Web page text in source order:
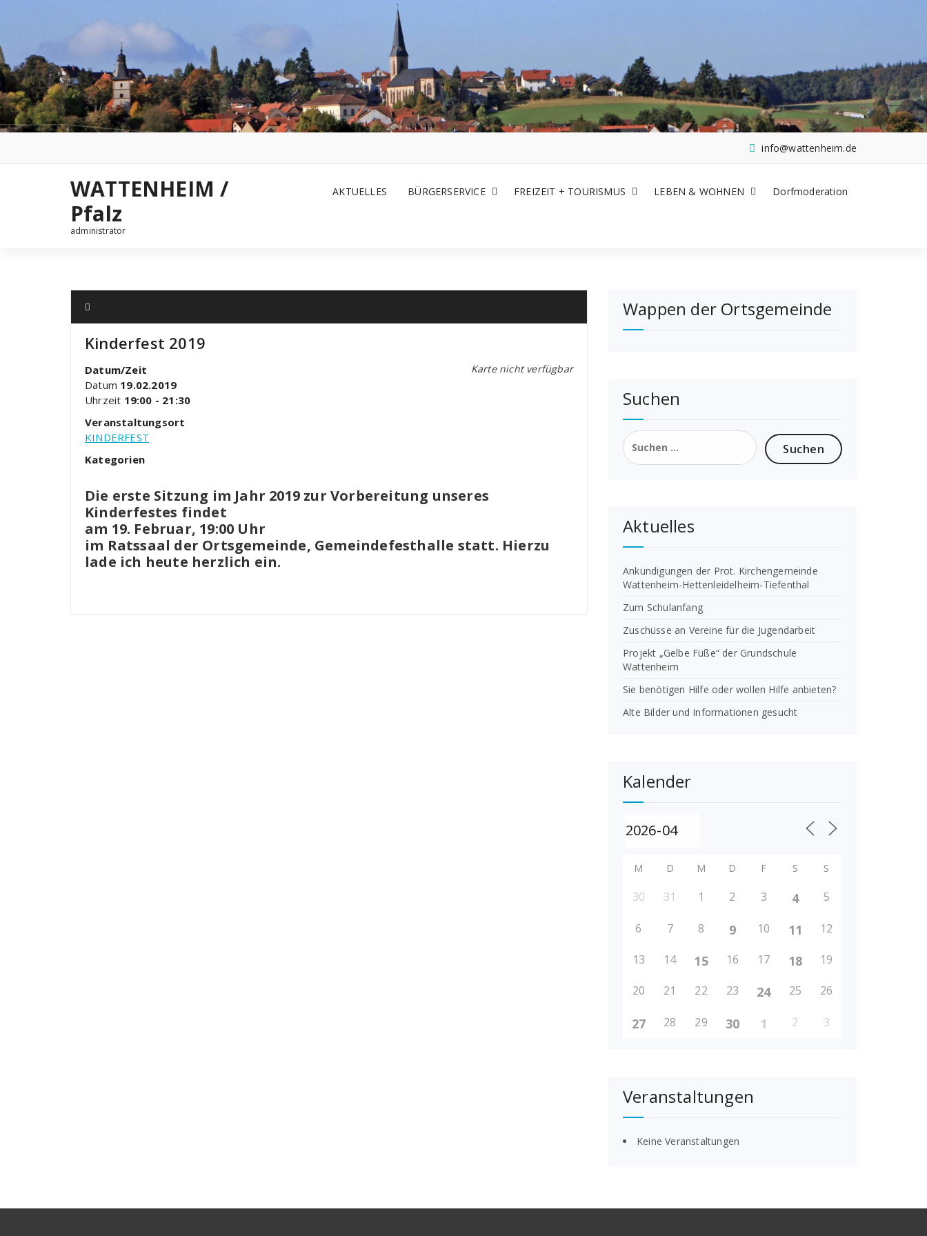
info@wattenheim.de
WATTENHEIM /
Pfalz
administrator
AKTUELLES BÜRGERSERVICE FREIZEIT + TOURISMUS LEBEN & WOHNEN Dorfmoderation
Kinderfest 2019
Karte nicht verfügbar
Datum/Zeit
Datum 19.02.2019
Uhrzeit 19:00 - 21:30
Veranstaltungsort
KINDERFEST
Kategorien
Die erste Sitzung im Jahr 2019 zur Vorbereitung unseres
Kinderfestes findet
am 19. Februar, 19:00 Uhr
im Ratssaal der Ortsgemeinde, Gemeindefesthalle statt. Hierzu
lade ich heute herzlich ein.
Wappen der Ortsgemeinde
Suchen
Suchen
nach:
Aktuelles
Ankündigungen der Prot. Kirchengemeinde
Wattenheim-Hettenleidelheim-Tiefenthal
Zum Schulanfang
Zuschüsse an Vereine für die Jugendarbeit
Projekt „Gelbe Füße“ der Grundschule
Wattenheim
Sie benötigen Hilfe oder wollen Hilfe anbieten?
Alte Bilder und Informationen gesucht
Kalender
M D M D F S S
30 31 1 2 3 4 5
6 7 8 9 10 11 12
13 14 15 16 17 18 19
20 21 22 23 24 25 26
27 28 29 30 1 2 3
Veranstaltungen
Keine Veranstaltungen